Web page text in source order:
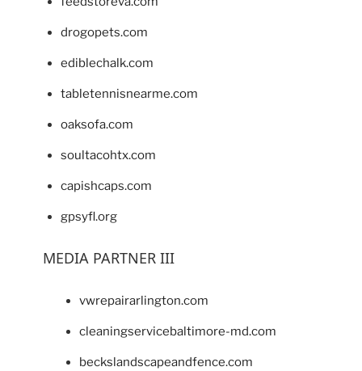
drogopets.com
ediblechalk.com
tabletennisnearme.com
oaksofa.com
soultacohtx.com
capishcaps.com
gpsyfl.org
MEDIA PARTNER III
vwrepairarlington.com
cleaningservicebaltimore-md.com
beckslandscapeandfence.com